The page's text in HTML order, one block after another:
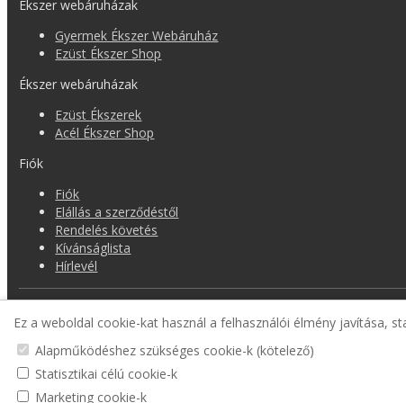
Ékszer webáruházak
Gyermek Ékszer Webáruház
Ezüst Ékszer Shop
Ékszer webáruházak
Ezüst Ékszerek
Acél Ékszer Shop
Fiók
Fiók
Elállás a szerződéstől
Rendelés követés
Kívánságlista
Hírlevél
Ez a weboldal cookie-kat használ a felhasználói élmény javítása,
Alapműködéshez szükséges cookie-k (kötelező)
Statisztikai célú cookie-k
Marketing cookie-k